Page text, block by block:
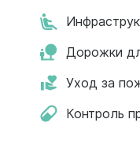
Дорожки
Уход за
Контроль